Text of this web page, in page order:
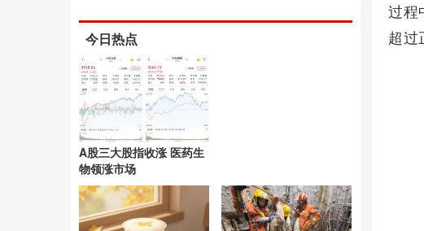
过程
超过
今日热点
A股三大股指收涨 医药生
物领涨市场